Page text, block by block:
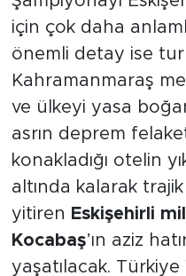
Şampiyonayı
için çok daha
önemli detay ise
Kahramanmaraş
ve ülkeyi yasa
asrın deprem
konakladığı otelin
altında kalarak trajik
yitirenEskişehirli
Kocabaş’ın aziz